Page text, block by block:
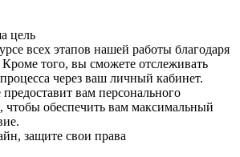
цель
всех этапов нашей работы благодаря
того, вы сможете отслеживать
через ваш личный кабинет.
вам персонального
чтобы обеспечить вам максимальный
защите свои права